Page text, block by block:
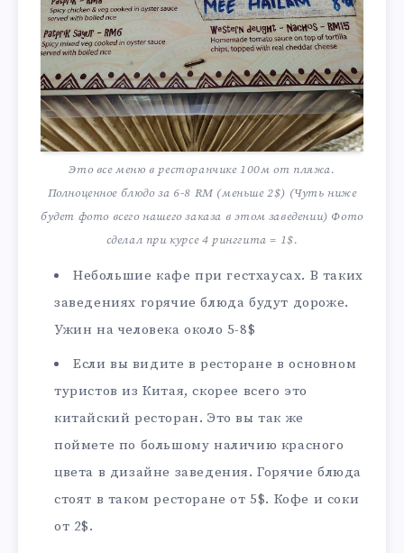
Это все меню в ресторанчике 100м от пляжа.
Полноценное блюдо за 6-8 RM (меньше 2$) (Чуть ниже
будет фото всего нашего заказа в этом заведении) Фото
сделал при курсе 4 ринггита = 1$.
Небольшие кафе при гестхаусах. В таких
заведениях горячие блюда будут дороже.
Ужин на человека около 5-8$
Если вы видите в ресторане в основном
туристов из Китая, скорее всего это
китайский ресторан. Это вы так же
поймете по большому наличию красного
цвета в дизайне заведения. Горячие блюда
стоят в таком ресторане от 5$. Кофе и соки
от 2$.